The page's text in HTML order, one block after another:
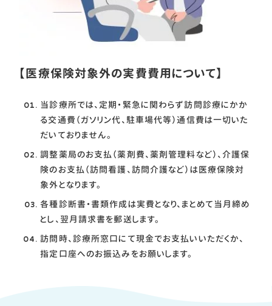
【医療保険対象外の実費費用について】
当診療所では、定期・緊急に関わらず訪問診療にかか
る交通費（ガソリン代、駐車場代等）通信費は一切いた
だいておりません。
調整薬局のお支払（薬剤費、薬剤管理料など）、介護保
険のお支払（訪問看護、訪問介護など）は医療保険対
象外となります。
各種診断書・書類作成は実費となり、まとめて当月締め
とし、翌月請求書を郵送します。
訪問時、診療所窓口にて現金でお支払いいただくか、
指定口座へのお振込みをお願いします。